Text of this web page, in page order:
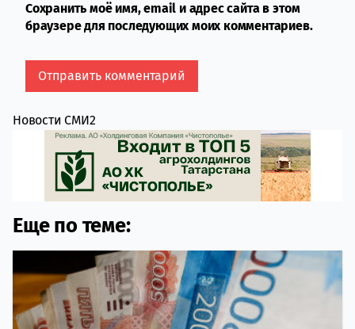
Сохранить моё имя, email и адрес сайта в этом
браузере для последующих моих комментариев.
Новости СМИ2
Еще по теме: